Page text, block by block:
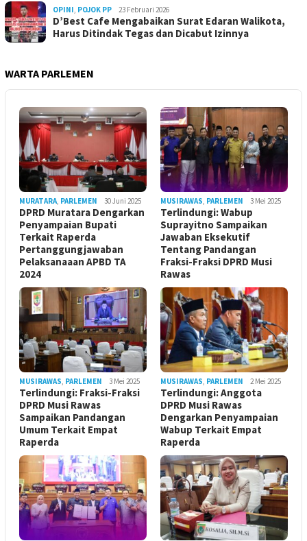
OPINI, POJOK PP 23 Februari 2026
D’Best Cafe Mengabaikan Surat Edaran Walikota,
Harus Ditindak Tegas dan Dicabut Izinnya
WARTA PARLEMEN
MURATARA, PARLEMEN 30 Juni 2025
DPRD Muratara Dengarkan
Penyampaian Bupati
Terkait Raperda
Pertanggungjawaban
Pelaksanaaan APBD TA
2024
MUSIRAWAS, PARLEMEN 3 Mei 2025
Terlindungi: Wabup
Suprayitno Sampaikan
Jawaban Eksekutif
Tentang Pandangan
Fraksi-Fraksi DPRD Musi
Rawas
MUSIRAWAS, PARLEMEN 3 Mei 2025
Terlindungi: Fraksi-Fraksi
DPRD Musi Rawas
Sampaikan Pandangan
Umum Terkait Empat
Raperda
MUSIRAWAS, PARLEMEN 2 Mei 2025
Terlindungi: Anggota
DPRD Musi Rawas
Dengarkan Penyampaian
Wabup Terkait Empat
Raperda